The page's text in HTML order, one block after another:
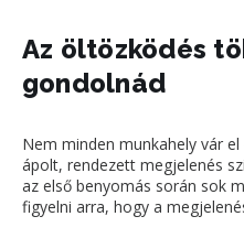
Az öltözködés
gondolnád
Nem minden munkahely vár
ápolt, rendezett megjelenés
az első benyomás során sok
figyelni arra, hogy a